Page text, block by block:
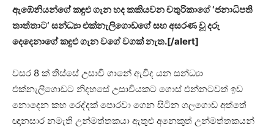
ඇඹේනියන්ගේ කඳුළු ගැන හද කකියවන චතුරිකාගේ ‘ජනාධිපති
තාත්තාට‘ සන්ධ්‍යා එක්නැලිගොඩගේ සහ අසරණ වූ දරු
දෙදෙනාගේ කඳුළු ගැන වගේ වගක් නැත.[/alert]
වසර 8 ක් තිස්සේ උසාවි ගානේ ඇවිද යන සන්ධ්‍යා
එක්නැලිගොඩට නිදහසේ උසාවියකට ගොස් එන්නටවත් ඉඩ
නොදෙන කහ රෙද්දක් පොරවා ගෙන සිටින ගලගොඩ අත්තේ
ඥානසාර නමැති උන්මත්තකයා ඇතුළු අනෙකුත් උන්මත්තකයන්